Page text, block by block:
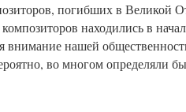
погибших в Великой
находились в
внимание нашей
во многом определяли